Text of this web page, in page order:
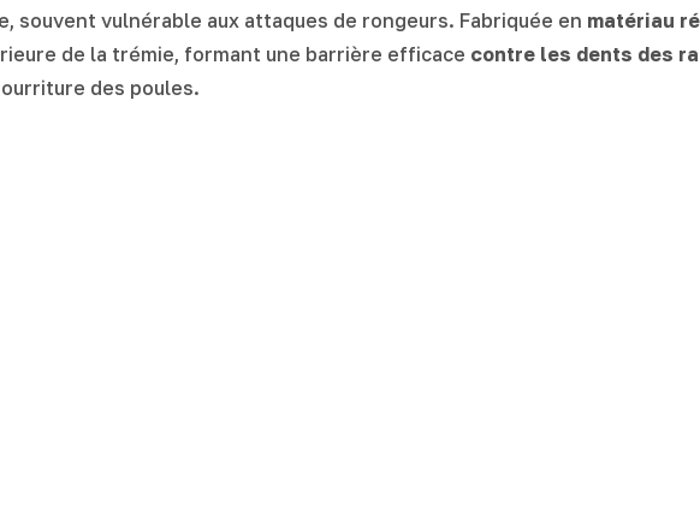
souvent vulnérable aux attaques de rongeurs. Fabriquée en matériau
de la trémie, formant une barrière efficace contre les dents des
des poules.